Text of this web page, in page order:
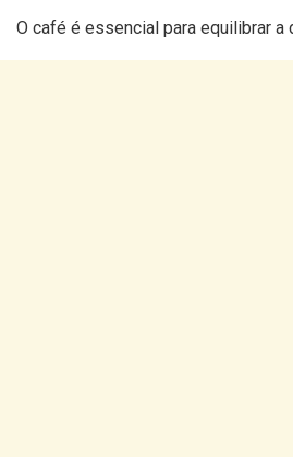
O café é essencial para equilibrar a